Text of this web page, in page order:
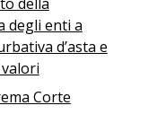
degli enti a
d’asta e
Corte